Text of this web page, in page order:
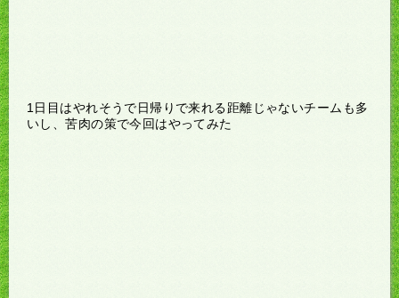
1日目はやれそうで日帰りで来れる距離じゃないチームも多
いし、苦肉の策で今回はやってみた